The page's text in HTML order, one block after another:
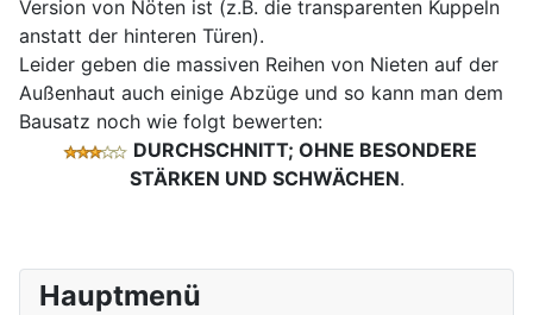
Hauptmenü
Version von Nöten ist (z.B. die transparenten Kuppeln
anstatt der hinteren Türen).
Leider geben die massiven Reihen von Nieten auf der
Außenhaut auch einige Abzüge und so kann man dem
Bausatz noch wie folgt bewerten:
DURCHSCHNITT; OHNE BESONDERE
STÄRKEN UND SCHWÄCHEN.